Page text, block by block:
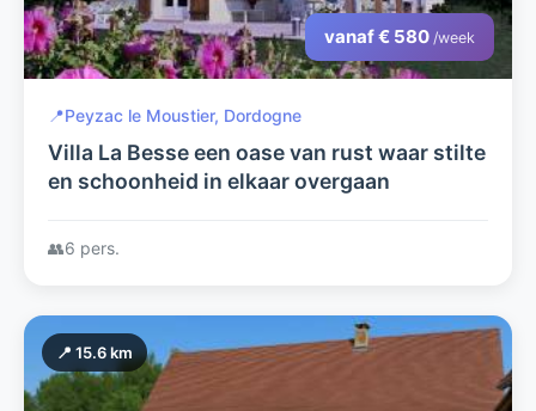
vanaf € 580 /week
📍Peyzac le Moustier, Dordogne
Villa La Besse een oase van rust waar stilte
en schoonheid in elkaar overgaan
👥6 pers.
📍 15.6 km